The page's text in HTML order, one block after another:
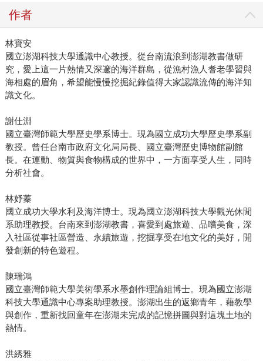
作者
林寶安
國立澎湖科技大學通識中心教授。從台南流浪到澎湖教書做研
究，愛上這一片熱情又深邃的海洋群島，從漁村漁人耆老學習與
海相處的眉角，希望能慢慢挖掘紀錄值得大家認識流傳的海洋知
識文化。
謝仕淵
國立臺灣師範大學歷史學系博士。現為國立成功大學歷史學系副
教授。曾任台南市政府文化局局長、國立臺灣歷史博物館副館
長。在運動、物質與食物構成的世界中，一方面享受人生，同時
分析社會。
林妤蓁
國立成功大學水利及海洋博士。現為國立澎湖科技大學觀光休閒
系助理教授。台南來到澎湖教書，喜愛到處旅遊、品嚐美食，深
入社區從事社區營造、永續旅遊，挖掘享受在地文化的美好，開
發創新的特色遊程。
陳瑞鴻
國立臺灣師範大學美術學系水墨創作理論組博士。現為國立澎湖
科技大學通識中心專案助理教授。澎湖出生的返鄉青年，藉教學
與創作，重新找回童年在澎湖未完成的記憶拼圖與對這塊土地的
熱情。
洪綉雅